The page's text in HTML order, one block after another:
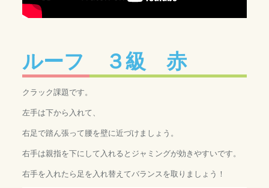
ルーフ ３級 赤
クラック課題です。
左手は下から入れて、
右足で踏ん張って腰を壁に近づけましょう。
右手は親指を下にして入れるとジャミングが効きやすいです。
右手を入れたら足を入れ替えてバランスを取りましょう！